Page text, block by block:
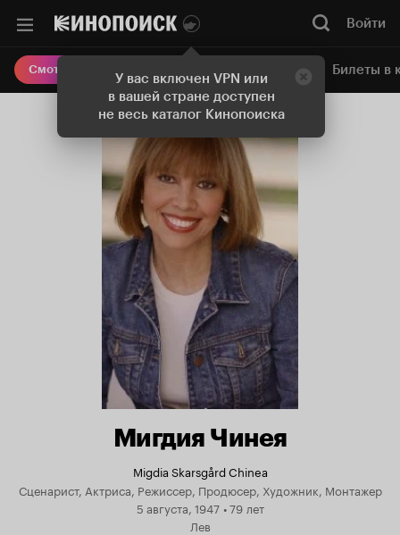
У вас включен VPN или
в вашей стране доступен
не весь каталог Кинопоиска
Войти
Смотреть кино Онлайн-кинотеатр Билеты в
Мигдия Чинея
Migdia Skarsgård Chinea
Сценарист, Актриса, Режиссер, Продюсер, Художник, Монтажер
5 августа, 1947 •79 лет
Лев